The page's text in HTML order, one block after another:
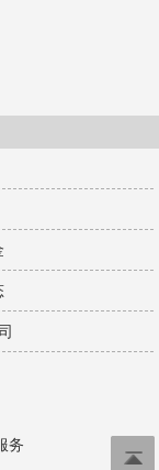
务